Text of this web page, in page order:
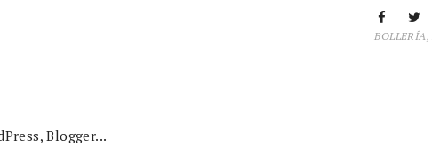
BOLLERÍA ,